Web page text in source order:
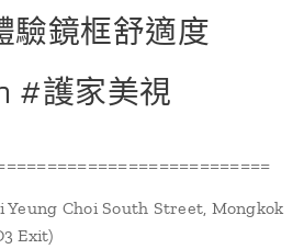
驗鏡框舒適度
#護家美視
Yeung Choi South Street, Mongkok
Exit)